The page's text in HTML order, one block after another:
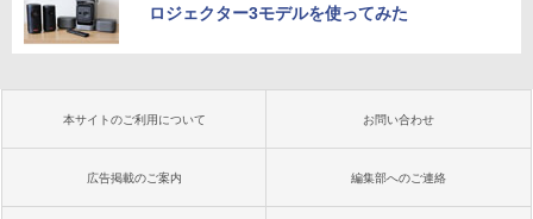
ロジェクター3モデルを使ってみた
本サイトのご利用について お問い合わせ
広告掲載のご案内 編集部へのご連絡